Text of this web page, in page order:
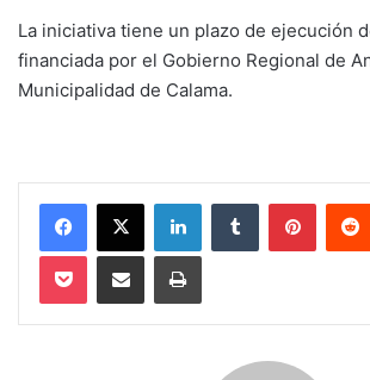
La iniciativa tiene un plazo de ejecución
financiada por el Gobierno Regional de
Municipalidad de Calama.
Facebook
X LinkedInTumblr
Pocket Compartir via email Imprimir